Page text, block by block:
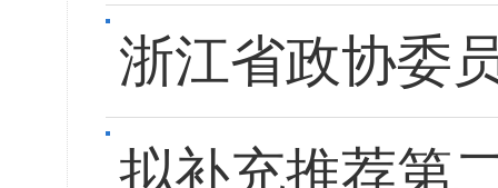
浙江省政协委
拟补充推荐第